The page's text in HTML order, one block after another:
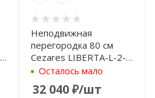
Неподвижная
перегородка 80 см
Cezares LIBERTA-L-2-
80-GR-NERO
графитовое
Осталось мало
32 040₽/шт